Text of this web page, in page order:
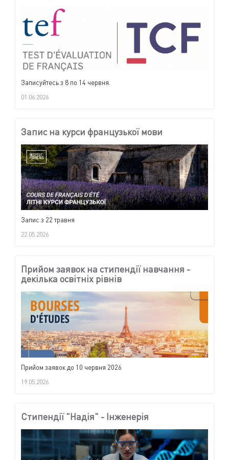
Записуйтесь з 8 по 14 червня.
01.06.2026
Запис на курси французької мови
Запис з 22 травня
22.05.2026
Прийом заявок на стипендії навчання -
декілька освітніх рівнів
Прийом заявок до 10 червня 2026
19.05.2026
Стипендії "Надія" - Інженерія